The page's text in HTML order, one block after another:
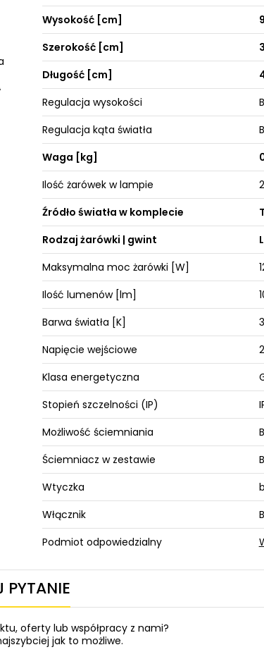
Wysokość [cm]
Szerokość [cm]
Długość [cm]
Regulacja wysokości
Regulacja kąta światła
Waga [kg]
Ilość żarówek w lampie
2
Źródło światła w komplecie
Rodzaj żarówki | gwint
Maksymalna moc żarówki [W]
Ilość lumenów [lm]
Barwa światła [K]
Napięcie wejściowe
Klasa energetyczna
Stopień szczelności (IP)
Możliwość ściemniania
Ściemniacz w zestawie
Wtyczka
Włącznik
Podmiot odpowiedzialny
PYTANIE
oferty lub współpracy z nami?
jak to możliwe.